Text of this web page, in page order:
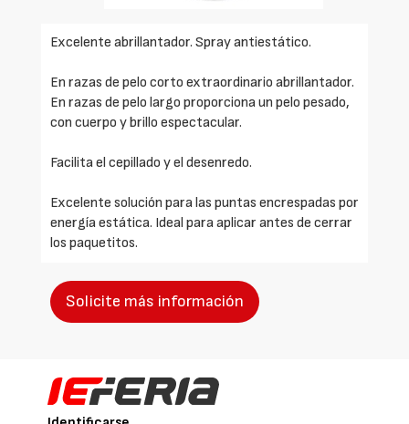
Excelente abrillantador. Spray antiestático.
En razas de pelo corto extraordinario abrillantador.
En razas de pelo largo proporciona un pelo pesado,
con cuerpo y brillo espectacular.
Facilita el cepillado y el desenredo.
Excelente solución para las puntas encrespadas por
energía estática. Ideal para aplicar antes de cerrar
los paquetitos.
Solicite más información